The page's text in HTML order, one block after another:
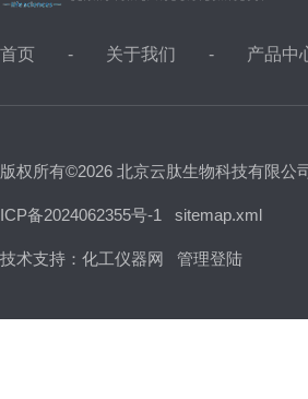
首页 关于我们 产品中
版权所有©2026 北京云肽生物科技有限公
ICP备2024062355号-1 sitemap.xml
技术支持： 化工仪器网 管理登陆